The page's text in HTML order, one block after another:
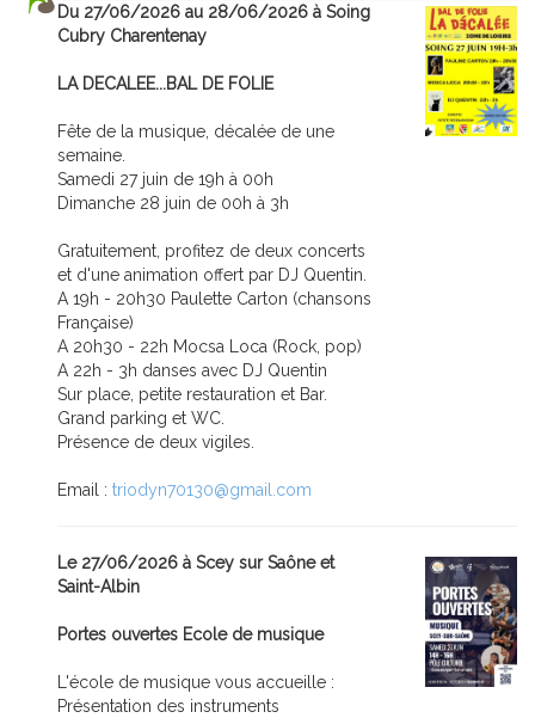
Du 27/06/2026 au 28/06/2026 à Soing
Cubry Charentenay
LA DECALEE...BAL DE FOLIE
Fête de la musique, décalée de une
semaine.
Samedi 27 juin de 19h à 00h
Dimanche 28 juin de 00h à 3h
Gratuitement, profitez de deux concerts
et d'une animation offert par DJ Quentin.
A 19h - 20h30 Paulette Carton (chansons
Française)
A 20h30 - 22h Mocsa Loca (Rock, pop)
A 22h - 3h danses avec DJ Quentin
Sur place, petite restauration et Bar.
Grand parking et WC.
Présence de deux vigiles.
Email : triodyn70130@gmail.com
Le 27/06/2026 à Scey sur Saône et
Saint-Albin
Portes ouvertes Ecole de musique
L'école de musique vous accueille :
Présentation des instruments